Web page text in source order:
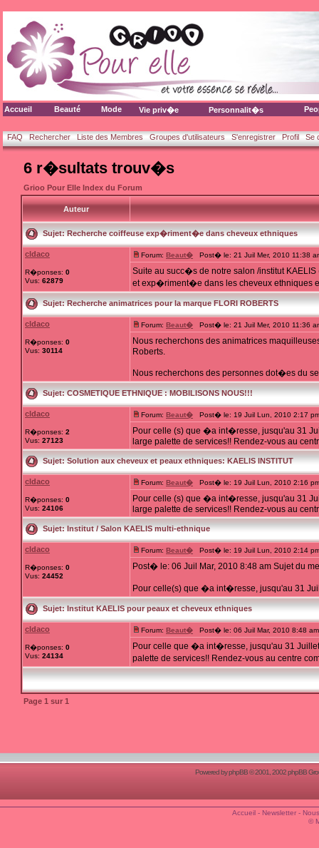
Accueil Beauté Mode Vie priv�e Personnalit�s
FAQ Rechercher Liste des Membres Groupes d'utilisateurs S'enregistrer Profil Se
6 r�sultats trouv�s
Grioo Pour Elle Index du Forum
Auteur
Sujet:Recherche coiffeuse exp�riment�e dans cheveux ethniques
cldaco
R�ponses: 0
Vus: 62879
Forum: Beaut� Post� le: 21 Juil Mer, 2010 11:38
Suite au succ�s de notre salon /institut
et exp�riment�e dans les cheveux ethniques
Sujet:Recherche animatrices pour la marque FLORI ROBERTS
cldaco
R�ponses: 0
Vus: 30114
Forum: Beaut� Post� le: 21 Juil Mer, 2010 11:36
Nous recherchons des animatrices
Roberts.
Nous recherchons des personnes dot�es du
Sujet:COSMETIQUE ETHNIQUE : MOBILISONS NOUS!!!
cldaco
R�ponses: 2
Vus: 27123
Forum: Beaut� Post� le: 19 Juil Lun, 2010 2:17
Pour celle (s) que �a int�resse, jusqu'au 31
large palette de services!! Rendez-vous au
Sujet:Solution aux cheveux et peaux ethniques: KAELIS INSTITUT
cldaco
R�ponses: 0
Vus: 24106
Forum: Beaut� Post� le: 19 Juil Lun, 2010 2:16
Pour celle (s) que �a int�resse, jusqu'au 31
large palette de services!! Rendez-vous au
Sujet:Institut / Salon KAELIS multi-ethnique
cldaco
R�ponses: 0
Vus: 24452
Forum: Beaut� Post� le: 19 Juil Lun, 2010 2:14
Post� le: 06 Juil Mar, 2010 8:48 am Sujet du
Pour celle(s) que �a int�resse, jusqu'au 31
Sujet:Institut KAELIS pour peaux et cheveux ethniques
cldaco
R�ponses: 0
Vus: 24134
Forum: Beaut� Post� le: 06 Juil Mar, 2010 8:48
Pour celle que �a int�resse, jusqu'au 31
palette de services!! Rendez-vous au centre
Page 1 sur 1
Powered byphpBB© 2001, 2002 phpBB
Accueil- Newsletter-
©